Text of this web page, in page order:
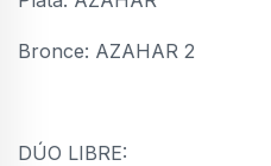
Bronce: AZAHAR 2
DÚO LIBRE: